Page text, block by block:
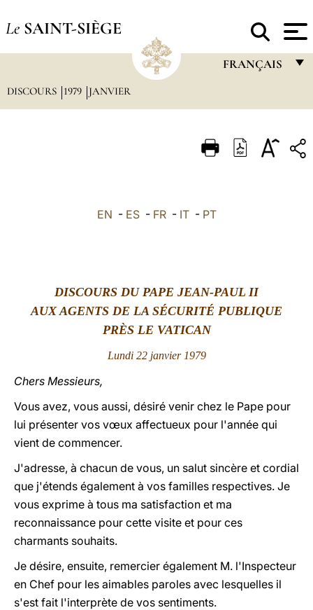
Le SAINT-SIÈGE
FRANÇAIS
ITALIANO
中文
DISCOURS 1979 JANVIER
EN - ES- FR- IT- PT
DISCOURS DU PAPE JEAN-PAUL II
AUXAGENTS DE LA SÉCURITÉ PUBLIQUE
PRÈS LE VATICAN
Lundi 22 janvier 1979
Chers Messieurs,
Vous avez, vous aussi, désiré venir chez le Pape pour
lui présenter vos vœux affectueux pour l'année qui
vient de commencer.
J'adresse, à chacun de vous, un salut sincère et cordial
que j'étends également à vos familles respectives. Je
vous exprime à tous ma satisfaction et ma
reconnaissance pour cette visite et pour ces
charmants souhaits.
Je désire, ensuite, remercier également M. l'Inspecteur
en Chef pour les aimables paroles avec lesquelles il
s'est fait l'interprète de vos sentiments.